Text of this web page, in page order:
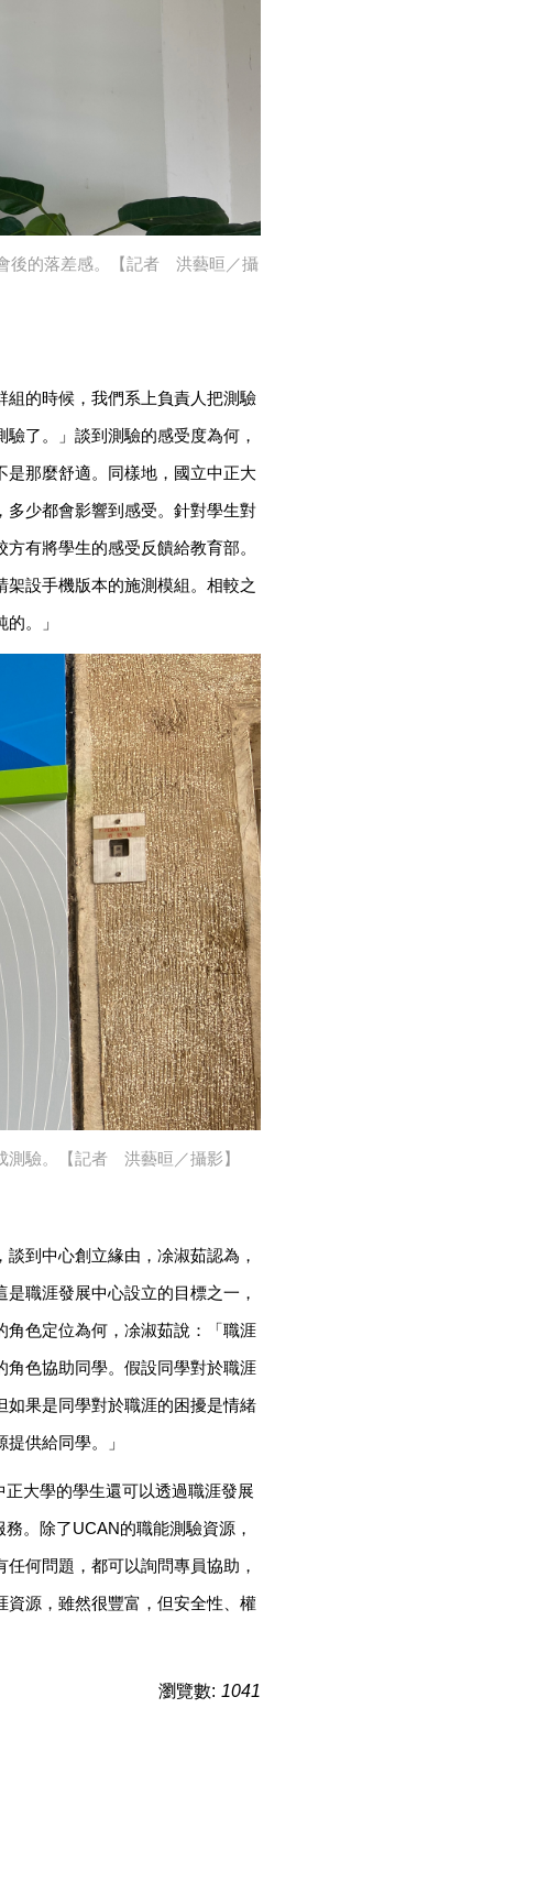
後的落差感。【記者 洪藝晅／攝
組的時候，我們系上負責人把測驗
了。」談到測驗的感受度為何，
是那麼舒適。同樣地，國立中正大
少都會影響到感受。針對學生對
有將學生的感受反饋給教育部。
設手機版本的施測模組。相較之
。」
測驗。【記者 洪藝晅／攝影】
到中心創立緣由，凃淑茹認為，
職涯發展中心設立的目標之一，
色定位為何，凃淑茹說：「職涯
色協助同學。假設同學對於職涯
果是同學對於職涯的困擾是情緒
供給同學。」
大學的學生還可以透過職涯發展
。除了UCAN的職能測驗資源，
何問題，都可以詢問專員協助，
資源，雖然很豐富，但安全性、權
瀏覽數: 1041